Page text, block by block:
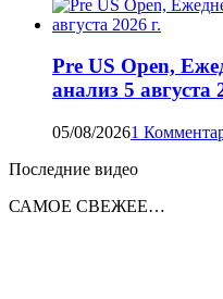
Pre US Open,
анализ 5 августа
05/08/20261
Последние видео
САМОЕ СВЕЖЕЕ…